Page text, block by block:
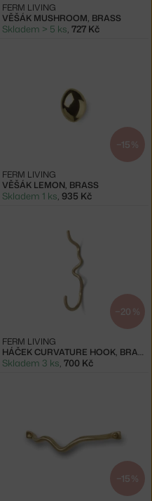
VĚŠÁK MUSHROOM, BRASS
FERM LIVING
Skladem > 5 ks, 727 Kč
−15 %
VĚŠÁK LEMON, BRASS
FERM LIVING
Skladem 1 ks, 935 Kč
−20 %
HÁČEK CURVATURE HOOK, BRASS
FERM LIVING
Skladem 3 ks 700 Kč
−15 %